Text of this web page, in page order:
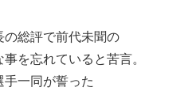
の総評で前代未聞の
を忘れていると苦言。
手一同が誓った